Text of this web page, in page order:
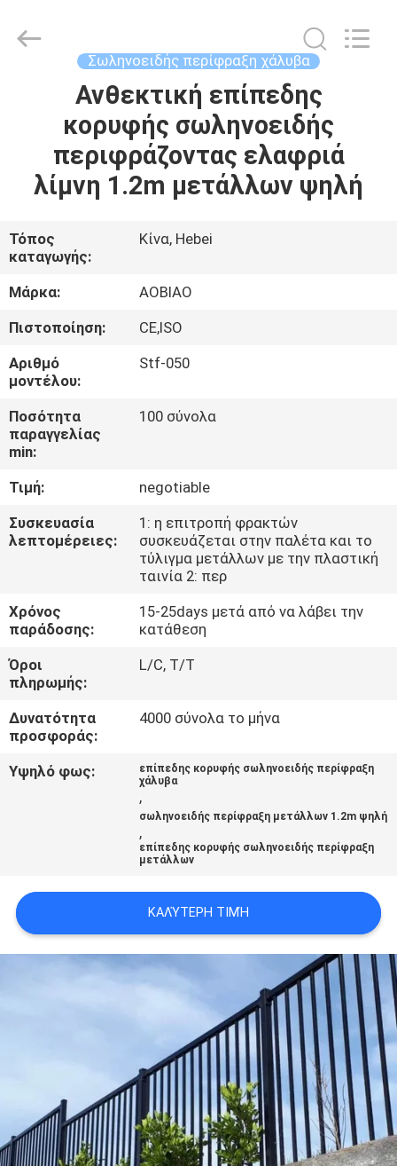
ΠΡΟΪΌΝΤΑ
ΠΕΡΊΠΟΥ
ΕΜΕΊΣ
ΓΎΡΟΣ
ΕΡΓΟΣΤΑΣΊΩΝ
ΠΟΙΟΤΙΚΌΣ
ΈΛΕΓΧΟΣ
ΕΛΆΤΕ
ΣΕ
ΕΠΑΦΉ
ΖΗΤΉΣΤΕ
ΈΝΑ
ΑΠΌΣΠΑΣΜΑ
ΕΙΔΉΣΕΙΣ
προμηθευτής.
Copyright
Σωληνοειδής περίφραξη χάλυβα
Ανθεκτική επίπεδης
κορυφής σωληνοειδής
περιφράζοντας ελαφριά
λίμνη 1.2m μετάλλων ψηλή
Τόπος
καταγωγής:
Κίνα, Hebei
Μάρκα:
AOBIAO
Πιστοποίηση:
CE,ISO
Αριθμό
μοντέλου:
Stf-050
Ποσότητα
παραγγελίας
min:
100 σύνολα
Τιμή:
negotiable
Συσκευασία
λεπτομέρειες:
1: η επιτροπή φρακτών
συσκευάζεται στην παλέτα και το
τύλιγμα μετάλλων με την πλαστική
ταινία 2: περ
Χρόνος
παράδοσης:
15-25days μετά από να λάβει την
κατάθεση
Όροι
πληρωμής:
L/C, T/T
Δυνατότητα
προσφοράς:
4000 σύνολα το μήνα
Υψηλό φως:
επίπεδης κορυφής σωληνοειδής περίφραξη
χάλυβα
,
σωληνοειδής περίφραξη μετάλλων 1.2m ψηλή
,
επίπεδης κορυφής σωληνοειδής περίφραξη
μετάλλων
ΚΑΛΎΤΕΡΗ ΤΙΜΉ